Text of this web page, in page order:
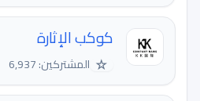
كوكب الإثارة
☆ المشتركين: 6,937